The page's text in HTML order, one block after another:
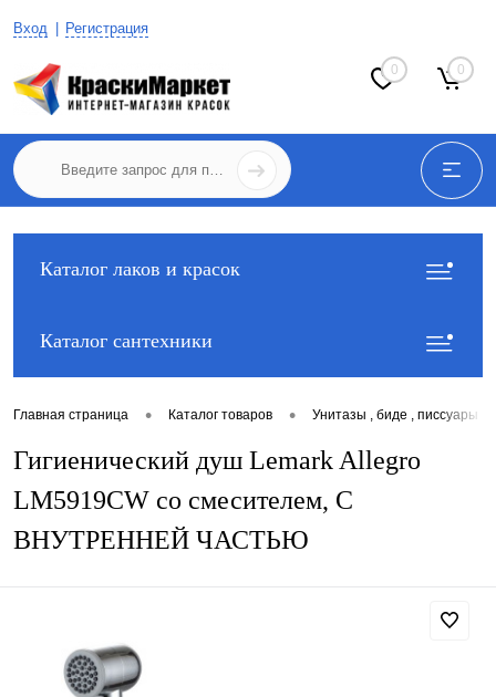
Вход Регистрация
0 0
Каталог лаков и красок
Каталог сантехники
Главная страница • Каталог товаров • Унитазы , биде , писсуары
Гигиенический душ Lemark Allegro
LM5919CW со смесителем, С
ВНУТРЕННЕЙ ЧАСТЬЮ